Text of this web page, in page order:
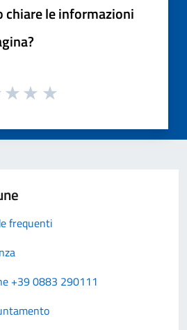
chiare le informazioni
frequenti
+39 0883 290111